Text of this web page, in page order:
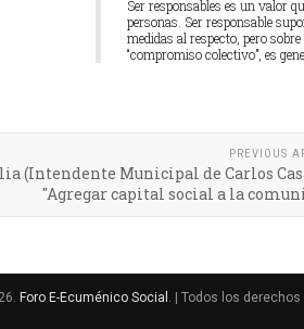
Ser responsables es un valor
personas. Ser responsable
medidas al respecto, pero
“compromiso colectivo”, es
PREVIOUS
(Intendente Municipal de Carlos
"Agregar capital social a la
Foro E-Ecuménico Social . | Todos los